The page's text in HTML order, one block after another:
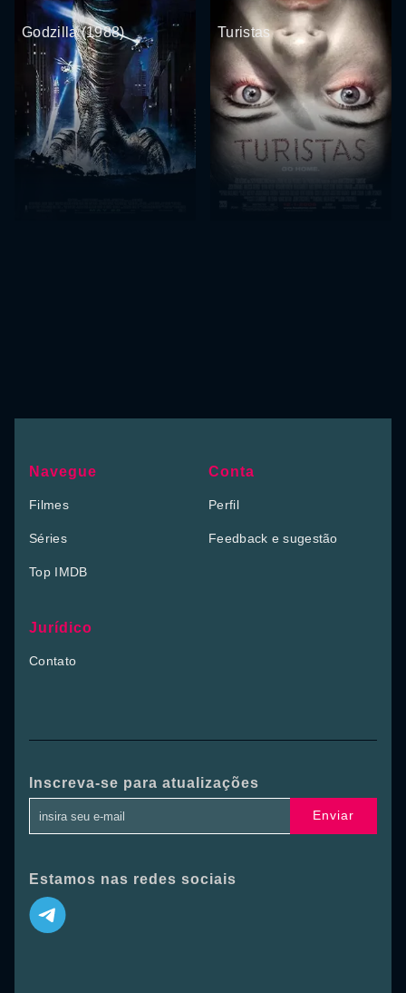
Godzilla (1988) Turistas
Navegue
Filmes
Séries
Top IMDB
Conta
Perfil
Feedback e sugestão
Jurídico
Contato
Inscreva-se para atualizações
Enviar
Estamos nas redes sociais